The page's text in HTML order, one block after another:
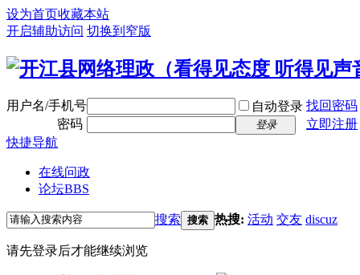
设为首页收藏本站
开启辅助访问 切换到窄版
用户名/手机号 自动登录 找回密码
密码
登录
立即注册
快捷导航
在线问政
论坛BBS
搜索 搜索 热搜: 活动 交友 discuz
请先登录后才能继续浏览